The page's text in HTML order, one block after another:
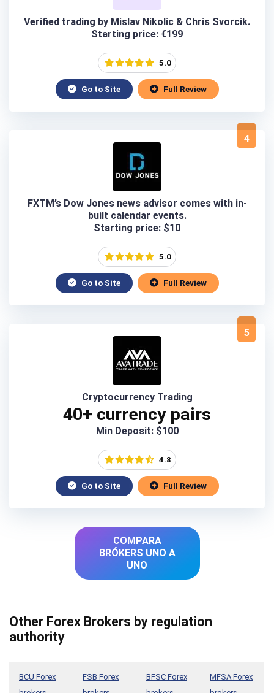
Verified trading by Mislav Nikolic & Chris Svorcik.
Starting price: €199
5.0
Go to Site Full Review
4
FXTM’s Dow Jones news advisor comes with in-
built calendar events.
Starting price: $10
5.0
Go to Site Full Review
5
Cryptocurrency Trading
40+ currency pairs
Min Deposit: $100
4.8
Go to Site Full Review
COMPARA
BRÓKERS UNO A
UNO
Other Forex Brokers by regulation
authority
BCU Forex
FSB Forex
BFSC Forex
MFSA Forex